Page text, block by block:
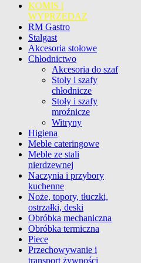
KOMIS i
WYPRZEDAŻ
RM Gastro
Stalgast
Akcesoria stołowe
Chłodnictwo
Akcesoria do szaf
Stoły i szafy
chłodnicze
Stoły i szafy
mroźnicze
Witryny
Higiena
Meble cateringowe
Meble ze stali
nierdzewnej
Naczynia i przybory
kuchenne
Noże, topory, tłuczki,
ostrzałki, deski
Obróbka mechaniczna
Obróbka termiczna
Piece
Przechowywanie i
transport żywności